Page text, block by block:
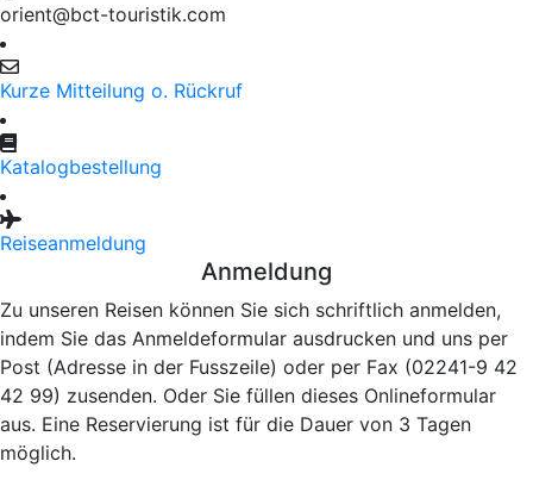
orient@bct-touristik.com
Kurze Mitteilung o. Rückruf
Katalogbestellung
Reiseanmeldung
Anmeldung
Zu unseren Reisen können Sie sich schriftlich anmelden,
indem Sie das Anmeldeformular ausdrucken und uns per
Post (Adresse in der Fusszeile) oder per Fax (02241-9 42
42 99) zusenden. Oder Sie füllen dieses Onlineformular
aus. Eine Reservierung ist für die Dauer von 3 Tagen
möglich.